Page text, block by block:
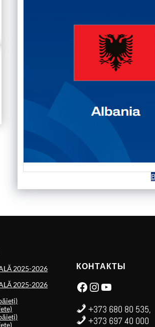
2025-2026
2025-2026
КОНТАКТЫ
Facebook Instagram YouTube
+373 680 80 535,
+373 697 40 000